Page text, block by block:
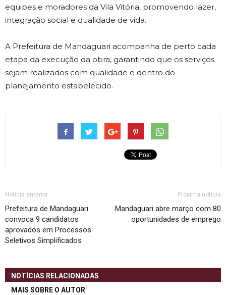
equipes e moradores da Vila Vitória, promovendo lazer,
integração social e qualidade de vida.
A Prefeitura de Mandaguari acompanha de perto cada
etapa da execução da obra, garantindo que os serviços
sejam realizados com qualidade e dentro do
planejamento estabelecido.
Notícia anterior
Prefeitura de Mandaguari
convoca 9 candidatos
aprovados em Processos
Seletivos Simplificados
Próxima notícia
Mandaguari abre março com 80
oportunidades de emprego
NOTÍCIAS RELACIONADAS
MAIS SOBRE O AUTOR